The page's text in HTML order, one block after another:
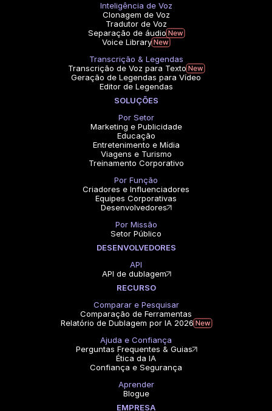
Inteligência de Voz
Clonagem de Voz
Tradutor de Voz
Separação de áudio
Voice Library
Transcrição & Legendas
Transcrição de Voz para Texto
Geração de Legendas para Vídeo
Editor de Legendas
SOLUÇÕES
Por Setor
Marketing e Publicidade
Educação
Entretenimento e Mídia
Viagens e Turismo
Treinamento Corporativo
Por Função
Criadores e Influenciadores
Equipes Corporativas
Desenvolvedores
Por Missão
Setor Público
DESENVOLVEDORES
API
API de dublagem
RECURSO
Comparar e Pesquisar
Comparação de Ferramentas
Relatório de Dublagem por IA 2026
Ajuda e Confiança
Perguntas Frequentes & Guias
Ética da IA
Confiança e Segurança
Aprender
Blogue
EMPRESA